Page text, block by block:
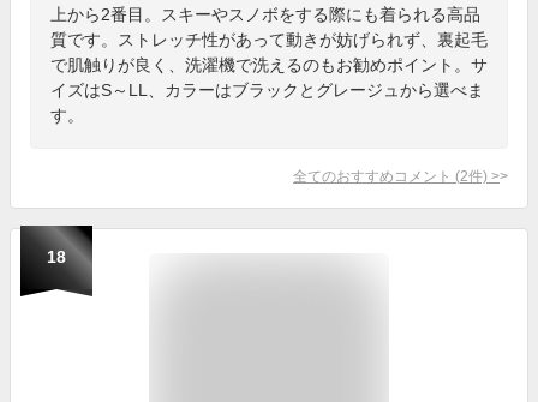
上から2番目。スキーやスノボをする際にも着られる高品
質です。ストレッチ性があって動きが妨げられず、裏起毛
で肌触りが良く、洗濯機で洗えるのもお勧めポイント。サ
イズはS～LL、カラーはブラックとグレージュから選べま
す。
全てのおすすめコメント (2件) >
18